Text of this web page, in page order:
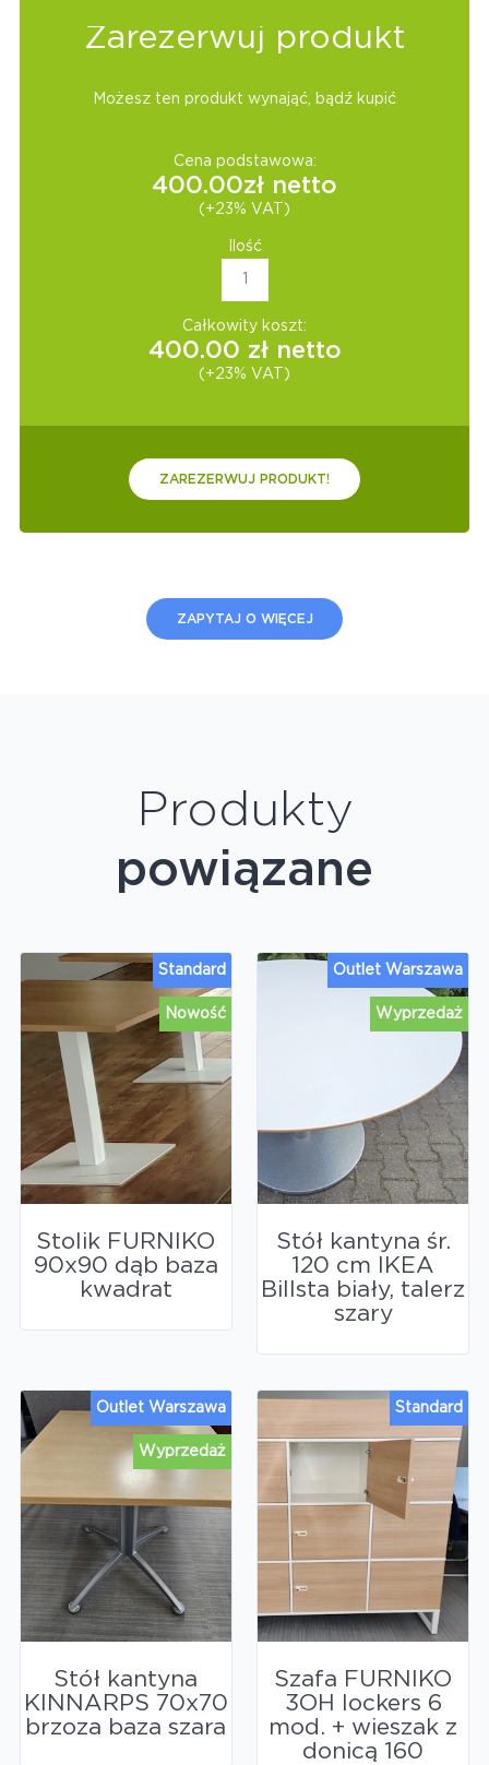
Zarezerwuj produkt
Możesz ten produkt wynająć, bądź kupić
Cena podstawowa:
400.00zł netto
(+23% VAT)
Ilość
Całkowity koszt:
400.00 zł netto
(+23% VAT)
ZAREZERWUJ PRODUKT!
ZAPYTAJ O WIĘCEJ
Produkty
powiązane
Nowość
Standard
Stolik FURNIKO
90x90 dąb baza
kwadrat
Wyprzedaż
Outlet Warszawa
Stół kantyna śr.
120 cm IKEA
Billsta biały, talerz
szary
Wyprzedaż
Outlet Warszawa
Stół kantyna
KINNARPS 70x70
brzoza baza szara
Standard
Szafa FURNIKO
3OH lockers 6
mod. + wieszak z
donicą 160